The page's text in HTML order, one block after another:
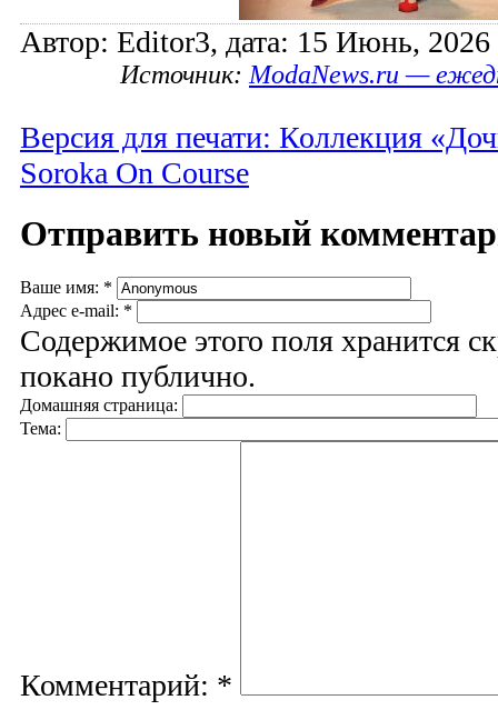
Автор: Editor3, дата: 15 Июнь, 2026
Источник:ModaNews.ru —
Версия для печати: Коллекция
Soroka On Course
Отправить новый
Ваше имя: *
Адрес e-mail: *
Содержимое этого поля хранится
покано публично.
Домашняя страница:
Тема:
Комментарий: *